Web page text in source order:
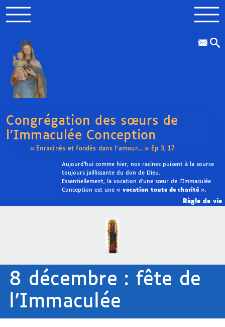
Congrégation des sœurs de
l’Immaculée Conception
« Enracinés et fondés dans l’amour… » Ep 3, 17
Règle de vie
Aujourd’hui comme hier, nos racines puisent à la source
toujours jaillissante du don de Dieu.
Essentiellement, la vocation d’une sœur de l’Immaculée
Conception est une « vocation toute de charité».
8 décembre : fête de
l’Immaculée